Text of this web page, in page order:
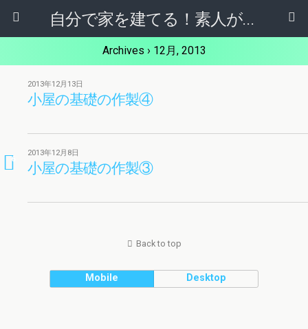
自分で家を建てる！素人がドームハウスを自作(DIY)
Archives › 12月, 2013
2013年12月13日
小屋の基礎の作製④
6
2013年12月8日
小屋の基礎の作製③
Back to top
Mobile Desktop